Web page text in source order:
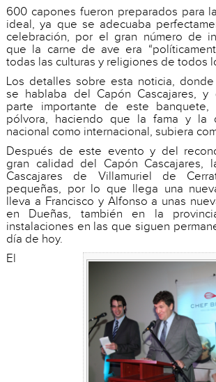
600 capones fueron preparados para
ideal, ya que se adecuaba
celebración, por el gran número de
que la carne de ave era
todas las culturas y religiones de todos
Los detalles sobre esta noticia,
se hablaba del Capón Cascajares, y
parte importante de este
pólvora, haciendo que la fama y la
nacional como internacional, subiera
Después de este evento y del
gran calidad del Capón Cascajares,
Cascajares de Villamuriel de
pequeñas, por lo que llega una
lleva a Francisco y Alfonso a unas
en Dueñas, también en la
instalaciones en las que siguen
día de hoy.
El